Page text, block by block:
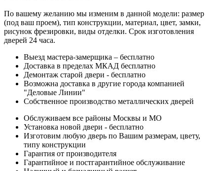
По вашему желанию мы изменим в данной модели: размер
(под ваш проем), тип конструкции, материал, цвет, замки,
рисунок фрезировки, виды отделки. Срок изготовления
дверей 24 часа.
Выезд мастера-замерщика – бесплатно
Доставка в пределах МКАД бесплатно
Демонтаж старой двери - бесплатно
Возможна доставка в другие города компанией
"Деловые Линии"
Собственное производство металлических дверей
Обслуживаем все районы Москвы и МО
Установка новой двери - бесплатно
Изготовим любую дверь по Вашим размерам, цвету,
типу конструкции
Гарантия от производителя
Гарантийное и постгарантийное обслуживание